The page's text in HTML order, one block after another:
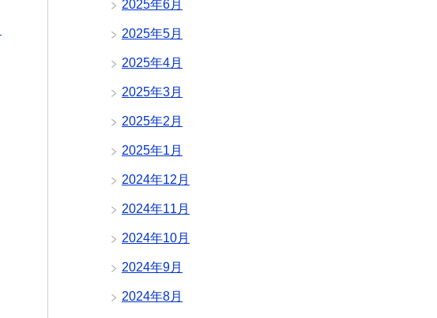
2025年6月
2025年5月
2025年4月
2025年3月
2025年2月
2025年1月
2024年12月
2024年11月
2024年10月
2024年9月
2024年8月